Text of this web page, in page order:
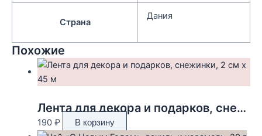
Страна
Дания
Похожие
Лента для декора и подарков, снежинки, 2 см х 45 м
190 ₽ В корзину